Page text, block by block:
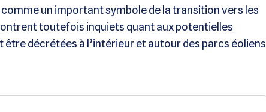
un important symbole de la transition vers les
toutefois inquiets quant aux potentielles
décrétées à l’intérieur et autour des parcs éoliens